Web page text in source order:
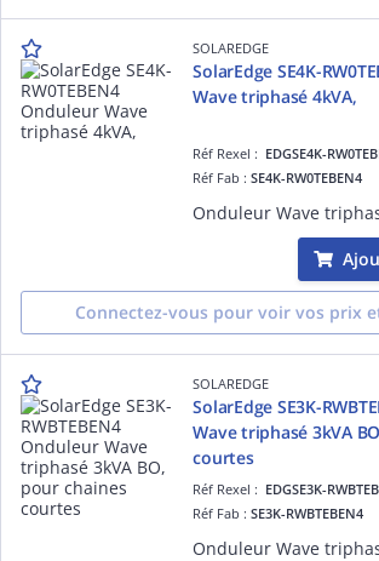
SOLAREDGE
SolarEdge SE4K-
Wave triphasé 4kVA,
Réf Rexel : EDGSE4K-
Réf Fab :SE4K-RW0TEBEN4
Connectez-vous pour voir vos prix
SOLAREDGE
SolarEdge SE3K-
Wave triphasé 3kVA
courtes
Réf Rexel : EDGSE3K-
Réf Fab :SE3K-RWBTEBEN4